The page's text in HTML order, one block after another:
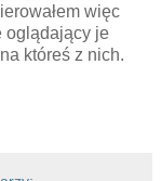
więc
oglądający je
któreś z nich.